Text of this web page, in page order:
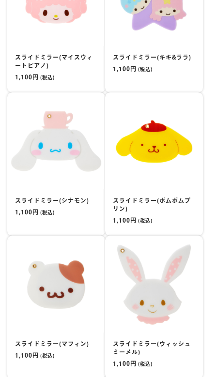
スライドミラー(マイスウィ
ートピアノ)
1,100円 (税込)
スライドミラー(キキ&ララ)
1,100円 (税込)
スライドミラー(シナモン)
1,100円 (税込)
スライドミラー(ポムポムプ
リン)
1,100円 (税込)
スライドミラー(マフィン)
1,100円 (税込)
スライドミラー(ウィッシュ
ミーメル)
1,100円 (税込)